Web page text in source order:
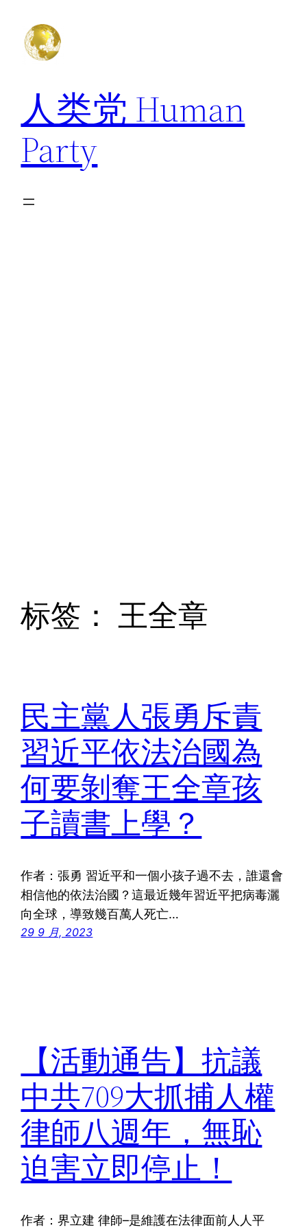
人类党 Human
Party
标签：王全章
民主黨人張勇斥責
習近平依法治國為
何要剝奪王全章孩
子讀書上學？
作者：張勇 習近平和一個小孩子過不去，誰還會
相信他的依法治國？這最近幾年習近平把病毒灑
向全球，導致幾百萬人死亡…
29 9 月, 2023
【活動通告】抗議
中共709大抓捕人權
律師八週年，無恥
迫害立即停止！
作者：界立建 律師–是維護在法律面前人人平